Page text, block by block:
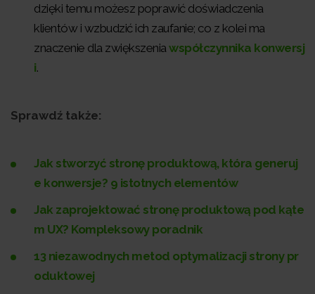
dzięki temu możesz poprawić doświadczenia
klientów i wzbudzić ich zaufanie; co z kolei ma
znaczenie dla zwiększenia współczynnika konwersj
i.
Sprawdź także:
Jak stworzyć stronę produktową, która generuj
e konwersje? 9 istotnych elementów
Jak zaprojektować stronę produktową pod kąte
m UX? Kompleksowy poradnik
13 niezawodnych metod optymalizacji strony pr
oduktowej